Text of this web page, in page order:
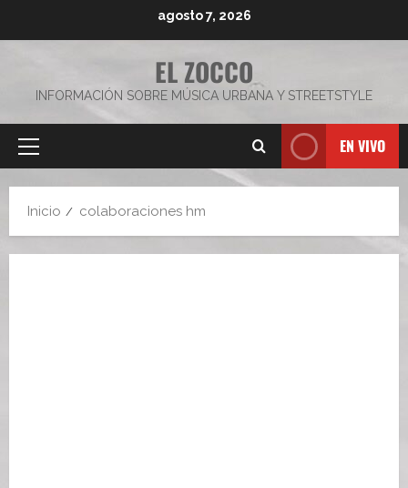
agosto 7, 2026
EL ZOCCO
INFORMACIÓN SOBRE MÚSICA URBANA Y STREETSTYLE
Menú
EN VIVO
Inicio colaboraciones hm